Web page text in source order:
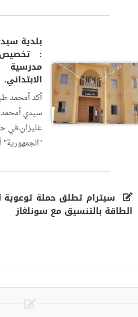
بلدية
مدرسية
الابتدائي.
أكد أمحمد
سيدي أمحمد
سيترام تطلق حملة توعوية
الطاقة بالتنسيق مع سونلغاز